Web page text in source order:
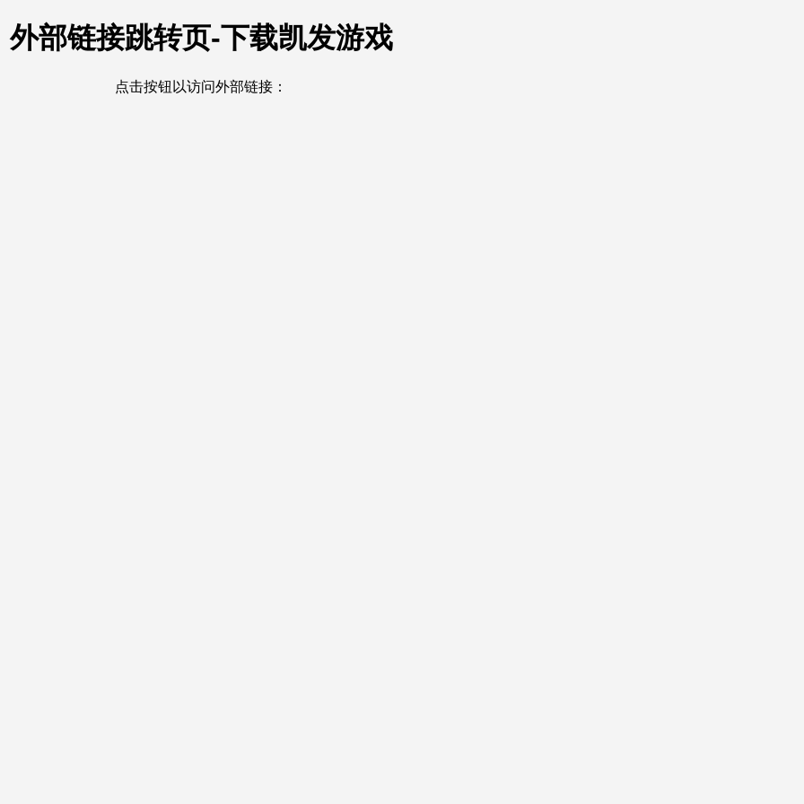
外部链接跳转页-下载凯发游戏
点击按钮以访问外部链接：